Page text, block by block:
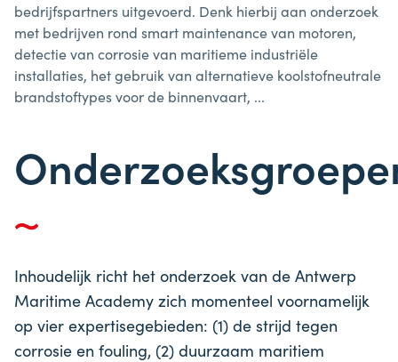
bedrijfspartners uitgevoerd. Denk hierbij aan onderzoek
met bedrijven rond smart maintenance van motoren,
detectie van corrosie van maritieme industriële
installaties, het gebruik van alternatieve koolstofneutrale
brandstoftypes voor de binnenvaart, ...
Inhoudelijk richt het onderzoek van de Antwerp
Maritime Academy zich momenteel voornamelijk
op vier expertisegebieden: (1) de strijd tegen
corrosie en fouling, (2) duurzaam maritiem